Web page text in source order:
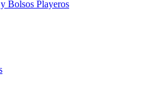
Bolsos Playeros